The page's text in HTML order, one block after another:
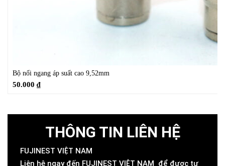
Bộ nối ngang áp suất cao 9,52mm
50.000 ₫
THÔNG TIN LIÊN HỆ
FUJINEST VIỆT NAM
Liên hệ ngay đến FUJINEST VIỆT NAM để được tư